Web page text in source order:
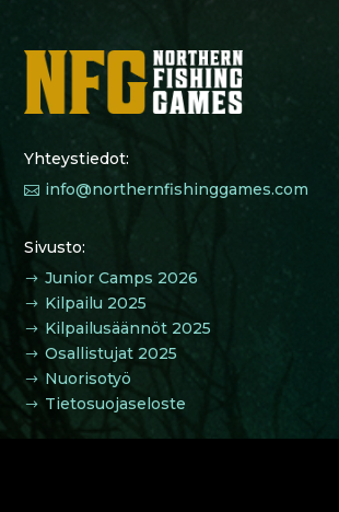
Yhteystiedot:
 info@northernfishinggames.com
Sivusto:
$ Junior Camps 2026
$ Kilpailu 2025
$ Kilpailusäännöt 2025
$ Osallistujat 2025
$ Nuorisotyö
$ Tietosuojaseloste